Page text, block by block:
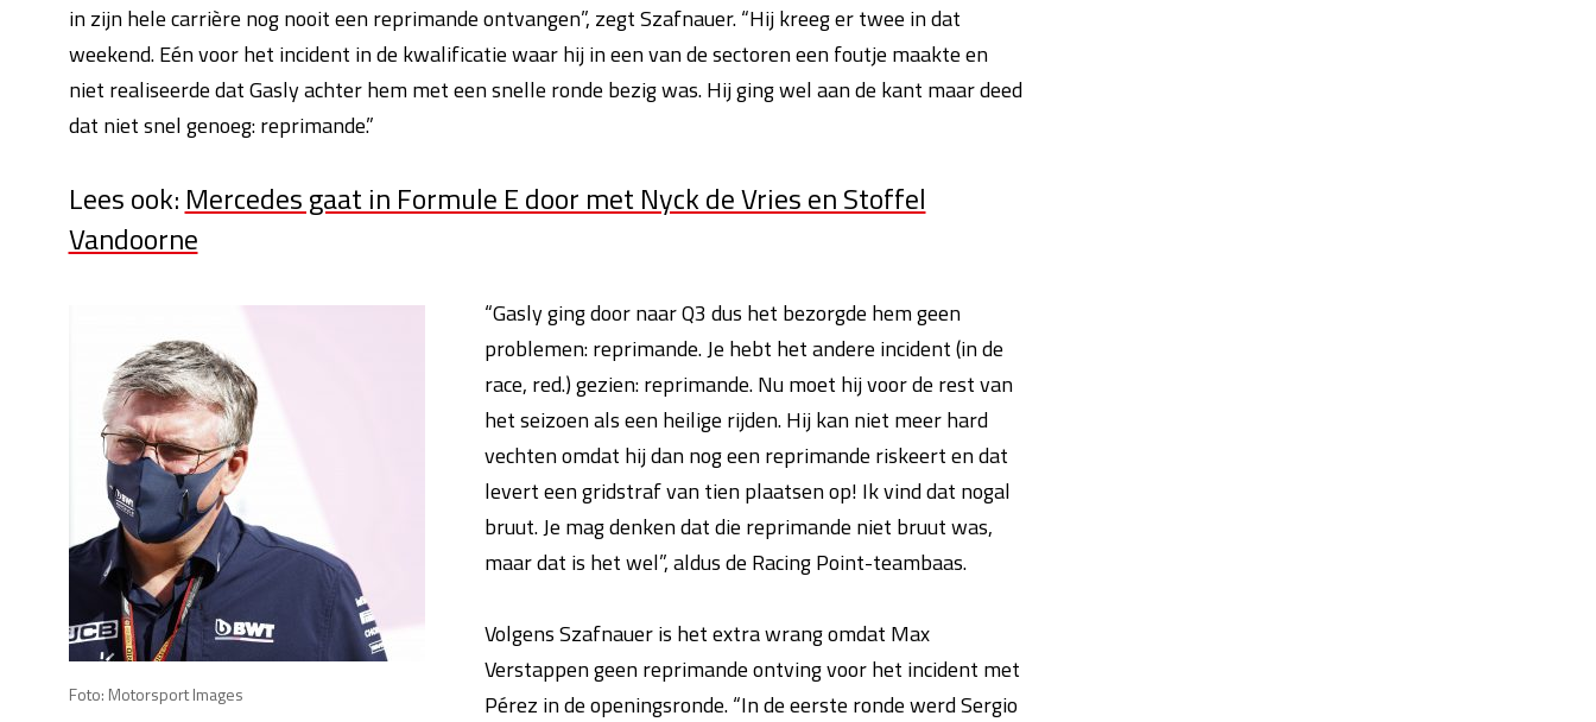
in zijn hele carrière nog nooit een reprimande ontvangen”, zegt Szafnauer. “Hij kreeg er twee in dat
weekend. Eén voor het incident in de kwalificatie waar hij in een van de sectoren een foutje maakte en
niet realiseerde dat Gasly achter hem met een snelle ronde bezig was. Hij ging wel aan de kant maar deed
dat niet snel genoeg: reprimande.”
Lees ook: Mercedes gaat in Formule E door met Nyck de Vries en Stoffel
Vandoorne
Foto: Motorsport Images
“Gasly ging door naar Q3 dus het bezorgde hem geen
problemen: reprimande. Je hebt het andere incident (in de
race, red.) gezien: reprimande. Nu moet hij voor de rest van
het seizoen als een heilige rijden. Hij kan niet meer hard
vechten omdat hij dan nog een reprimande riskeert en dat
levert een gridstraf van tien plaatsen op! Ik vind dat nogal
bruut. Je mag denken dat die reprimande niet bruut was,
maar dat is het wel”, aldus de Racing Point-teambaas.
Volgens Szafnauer is het extra wrang omdat Max
Verstappen geen reprimande ontving voor het incident met
Pérez in de openingsronde. “In de eerste ronde werd Sergio